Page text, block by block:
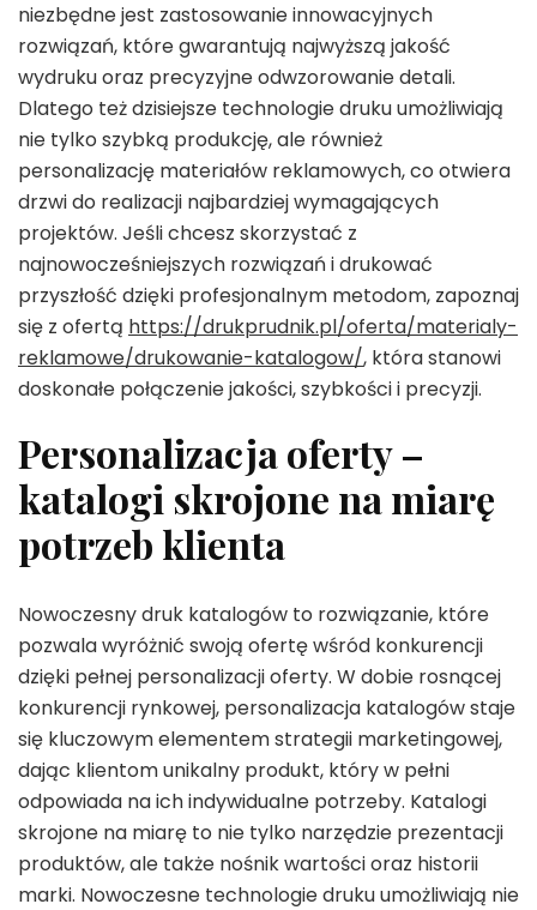
niezbędne jest zastosowanie innowacyjnych
rozwiązań, które gwarantują najwyższą jakość
wydruku oraz precyzyjne odwzorowanie detali.
Dlatego też dzisiejsze technologie druku umożliwiają
nie tylko szybką produkcję, ale również
personalizację materiałów reklamowych, co otwiera
drzwi do realizacji najbardziej wymagających
projektów. Jeśli chcesz skorzystać z
najnowocześniejszych rozwiązań i drukować
przyszłość dzięki profesjonalnym metodom, zapoznaj
się z ofertą https://drukprudnik.pl/oferta/materialy-
reklamowe/drukowanie-katalogow/, która stanowi
doskonałe połączenie jakości, szybkości i precyzji.
Personalizacja oferty –
katalogi skrojone na miarę
potrzeb klienta
Nowoczesny druk katalogów to rozwiązanie, które
pozwala wyróżnić swoją ofertę wśród konkurencji
dzięki pełnej personalizacji oferty. W dobie rosnącej
konkurencji rynkowej, personalizacja katalogów staje
się kluczowym elementem strategii marketingowej,
dając klientom unikalny produkt, który w pełni
odpowiada na ich indywidualne potrzeby. Katalogi
skrojone na miarę to nie tylko narzędzie prezentacji
produktów, ale także nośnik wartości oraz historii
marki. Nowoczesne technologie druku umożliwiają nie